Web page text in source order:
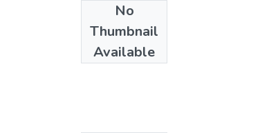
No
Thumbnail
Available